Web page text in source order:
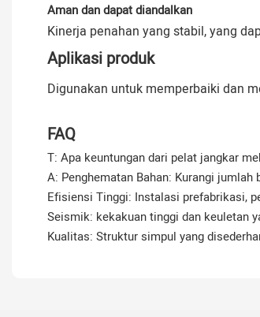
Aman dan dapat diandalkan
Kinerja penahan yang stabil, yang
Aplikasi produk
Digunakan untuk memperbaiki dan
FAQ
T: Apa keuntungan dari pelat jangkar
A: Penghematan Bahan: Kurangi
Efisiensi Tinggi: Instalasi prefabrikasi,
Seismik: kekakuan tinggi dan keuletan
Kualitas: Struktur simpul yang